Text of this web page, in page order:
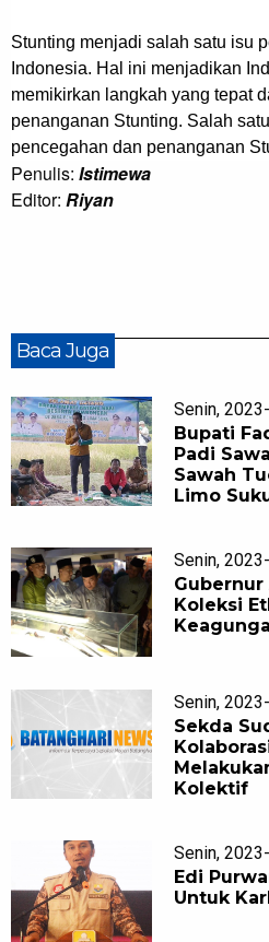
Stunting menjadi salah satu isu
Indonesia. Hal ini menjadikan
memikirkan langkah yang tepat
penanganan Stunting. Salah
pencegahan dan penanganan
Penulis: Istimewa
Editor: Riyan
Baca Juga
Senin,
Bupati
Padi
Sawah
Limo
Senin,
Gubernur
Koleksi
Senin,
Sekda
Kolektif
Senin,
Edi
Untuk